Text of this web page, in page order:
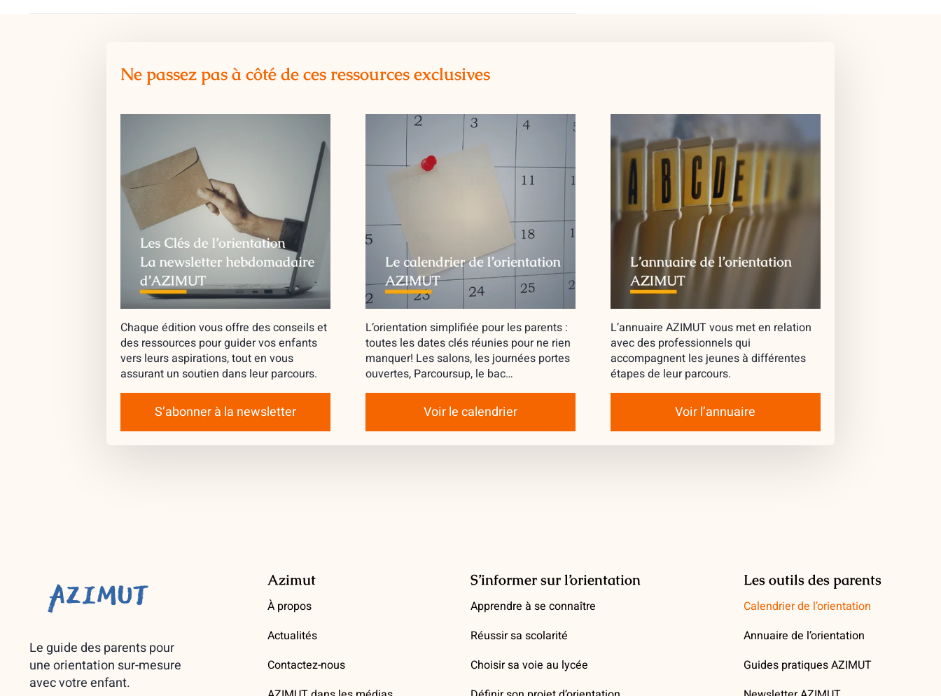
Ne passez pas à côté de ces ressources exclusives
Chaque édition vous offre des conseils et
des ressources pour guider vos enfants
vers leurs aspirations, tout en vous
assurant un soutien dans leur parcours.
S’abonner à la newsletter
L’orientation simplifiée pour les parents :
toutes les dates clés réunies pour ne rien
manquer! Les salons, les journées portes
ouvertes, Parcoursup, le bac…
Voir le calendrier
L’annuaire AZIMUT vous met en relation
avec des professionnels qui
accompagnent les jeunes à différentes
étapes de leur parcours.
Voir l’annuaire
Le guide des parents pour
une orientation sur-mesure
avec votre enfant.
Azimut
À propos
Actualités
Contactez-nous
S’informer sur l’orientation
Apprendre à se connaître
Réussir sa scolarité
Choisir sa voie au lycée
Les outils des parents
Calendrier de l’orientation
Annuaire de l’orientation
Guides pratiques AZIMUT